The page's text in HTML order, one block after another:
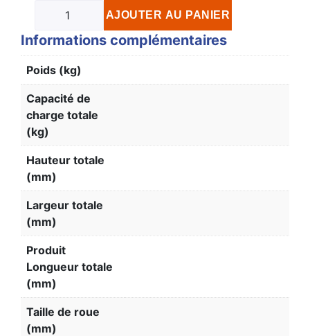
AJOUTER AU PANIER
Informations complémentaires
Poids (kg)
Capacité de
charge totale
(kg)
Hauteur totale
(mm)
Largeur totale
(mm)
Produit
Longueur totale
(mm)
Taille de roue
(mm)